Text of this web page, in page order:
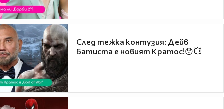
След тежка контузия: Дейв
Батиста е новият Кратос!😯💥